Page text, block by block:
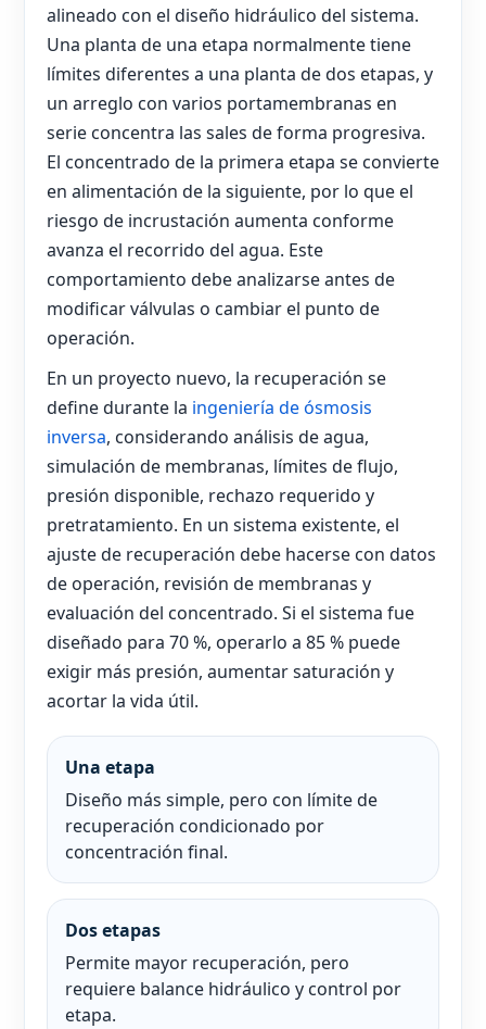
alineado con el diseño hidráulico del sistema.
Una planta de una etapa normalmente tiene
límites diferentes a una planta de dos etapas, y
un arreglo con varios portamembranas en
serie concentra las sales de forma progresiva.
El concentrado de la primera etapa se convierte
en alimentación de la siguiente, por lo que el
riesgo de incrustación aumenta conforme
avanza el recorrido del agua. Este
comportamiento debe analizarse antes de
modificar válvulas o cambiar el punto de
operación.
En un proyecto nuevo, la recuperación se
define durante la ingeniería de ósmosis
inversa, considerando análisis de agua,
simulación de membranas, límites de flujo,
presión disponible, rechazo requerido y
pretratamiento. En un sistema existente, el
ajuste de recuperación debe hacerse con datos
de operación, revisión de membranas y
evaluación del concentrado. Si el sistema fue
diseñado para 70 %, operarlo a 85 % puede
exigir más presión, aumentar saturación y
acortar la vida útil.
Una etapa
Diseño más simple, pero con límite de
recuperación condicionado por
concentración final.
Dos etapas
Permite mayor recuperación, pero
requiere balance hidráulico y control por
etapa.